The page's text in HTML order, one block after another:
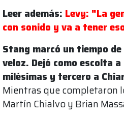
Leer además: Levy: "La
con sonido y va a tener
Stang marcó un tiempo
veloz. Dejó como escolta
milésimas y tercero a
Mientras que completaron
Martín Chialvo y Brian